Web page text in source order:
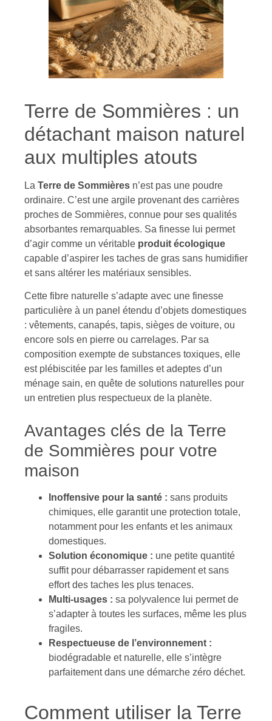
Terre de Sommières : un
détachant maison naturel
aux multiples atouts
La Terre de Sommières n’est pas une poudre
ordinaire. C’est une argile provenant des carrières
proches de Sommières, connue pour ses qualités
absorbantes remarquables. Sa finesse lui permet
d’agir comme un véritable produit écologique
capable d’aspirer les taches de gras sans humidifier
et sans altérer les matériaux sensibles.
Cette fibre naturelle s’adapte avec une finesse
particulière à un panel étendu d’objets domestiques
: vêtements, canapés, tapis, sièges de voiture, ou
encore sols en pierre ou carrelages. Par sa
composition exempte de substances toxiques, elle
est plébiscitée par les familles et adeptes d’un
ménage sain, en quête de solutions naturelles pour
un entretien plus respectueux de la planète.
Avantages clés de la Terre
de Sommières pour votre
maison
Inoffensive pour la santé : sans produits
chimiques, elle garantit une protection totale,
notamment pour les enfants et les animaux
domestiques.
Solution économique : une petite quantité
suffit pour débarrasser rapidement et sans
effort des taches les plus tenaces.
Multi-usages : sa polyvalence lui permet de
s’adapter à toutes les surfaces, même les plus
fragiles.
Respectueuse de l’environnement :
biodégradable et naturelle, elle s’intègre
parfaitement dans une démarche zéro déchet.
Comment utiliser la Terre